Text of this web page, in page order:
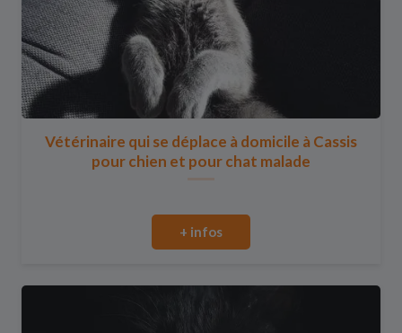
Vétérinaire qui se déplace à domicile à Cassis
pour chien et pour chat malade
+ infos